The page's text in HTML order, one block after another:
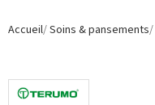
Accueil Soins & pansements